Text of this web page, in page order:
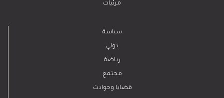
مرئيات
سياسة
دولي
رياضة
مجتمع
قضايا وحوادث